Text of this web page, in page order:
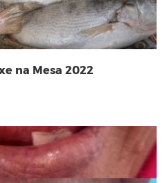
na Mesa 2022